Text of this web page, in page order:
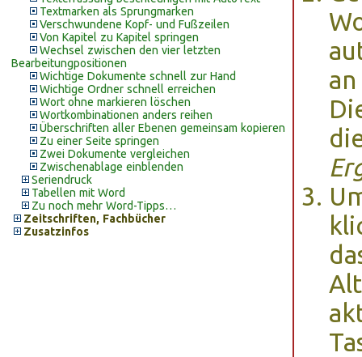
Textmarken als Sprungmarken
Verschwundene Kopf- und Fußzeilen
Von Kapitel zu Kapitel springen
Wechsel zwischen den vier letzten
Bearbeitungpositionen
Wichtige Dokumente schnell zur Hand
Wichtige Ordner schnell erreichen
Wort ohne markieren löschen
Wortkombinationen anders reihen
Überschriften aller Ebenen gemeinsam kopieren
Zu einer Seite springen
Zwei Dokumente vergleichen
Zwischenablage einblenden
Seriendruck
Tabellen mit Word
Zu noch mehr Word-Tipps…
Zeitschriften, Fachbücher
Zusatzinfos